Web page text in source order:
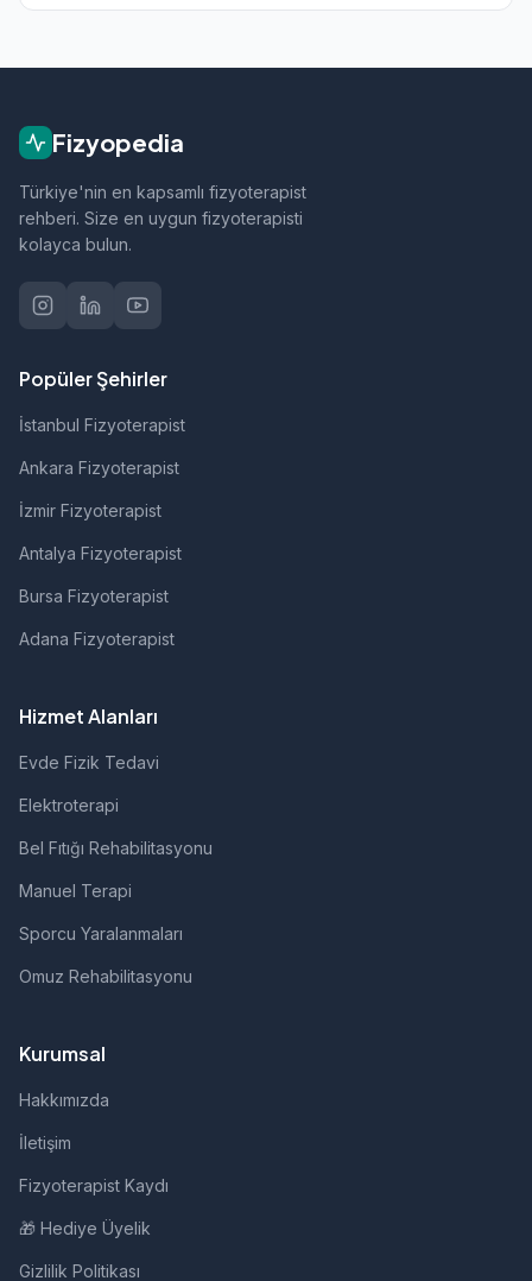
Fizyopedia
Türkiye'nin en kapsamlı fizyoterapist
rehberi. Size en uygun fizyoterapisti
kolayca bulun.
Popüler Şehirler
İstanbul Fizyoterapist
Ankara Fizyoterapist
İzmir Fizyoterapist
Antalya Fizyoterapist
Bursa Fizyoterapist
Adana Fizyoterapist
Hizmet Alanları
Evde Fizik Tedavi
Elektroterapi
Bel Fıtığı Rehabilitasyonu
Manuel Terapi
Sporcu Yaralanmaları
Omuz Rehabilitasyonu
Kurumsal
Hakkımızda
İletişim
Fizyoterapist Kaydı
🎁 Hediye Üyelik
Gizlilik Politikası